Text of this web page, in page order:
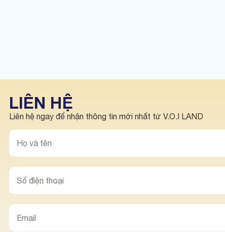
LIÊN HỆ
Liên hệ ngay để nhận thông tin mới nhất từ V.O.I LAND